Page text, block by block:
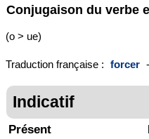
Conjugaison du verbe
(o > ue)
Traduction française : forcer
Indicatif
Présent